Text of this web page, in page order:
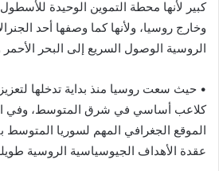
كبير لأنها محطة التموين الوحيدة
وخارج روسيا، ولأنها كما وصفها أحد
الروسية الوصول السريع إلى البحر
• حيث سعت روسيا منذ بداية تدخلها
كلاعب أساسي في شرق المتوسط، وفي
الموقع الجغرافي المهم لسوريا المتوسط
عقدة الأهداف الجيوسياسية الروسية